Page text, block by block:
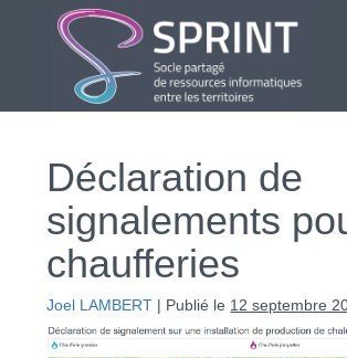
Déclaration de
signalements
chaufferies
Joel LAMBERT | Publié le 12 septembre